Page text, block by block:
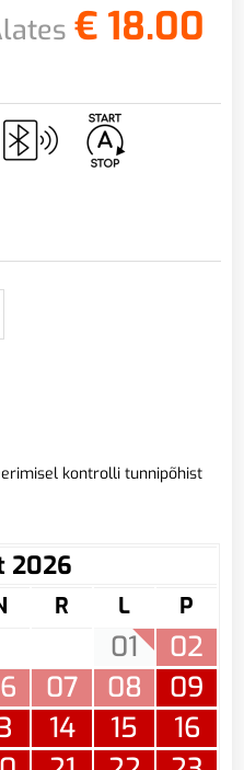
€ 18.00
kontrolli tunnipõhist
2026
R L P
01
02
07 08
09
14 15
16